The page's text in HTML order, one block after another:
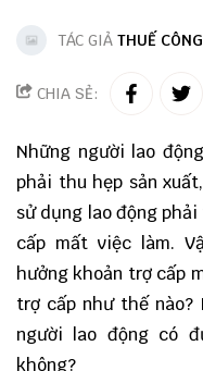
TÁC GIẢ THUẾ
CHIA SẺ:
Những người lao
phải thu hẹp sản
sử dụng lao động
cấp mất việc làm.
hưởng khoản trợ cấp
trợ cấp như thế nào?
người lao động có
không?